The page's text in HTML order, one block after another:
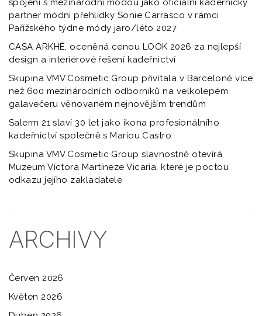
partner módní přehlídky Sonie Carrasco v rámci
Pařížského týdne módy jaro/léto 2027
CASA ARKHÉ, oceněná cenou LOOK 2026 za nejlepší
design a interiérové řešení kadeřnictví
Skupina VMV Cosmetic Group přivítala v Barceloně více
než 600 mezinárodních odborníků na velkolepém
galavečeru věnovaném nejnovějším trendům
Salerm 21 slaví 30 let jako ikona profesionálního
kadeřnictví společně s Maríou Castro
Skupina VMV Cosmetic Group slavnostně otevírá
Muzeum Víctora Martíneze Vicaria, které je poctou
odkazu jejího zakladatele
ARCHIVY
Červen 2026
Květen 2026